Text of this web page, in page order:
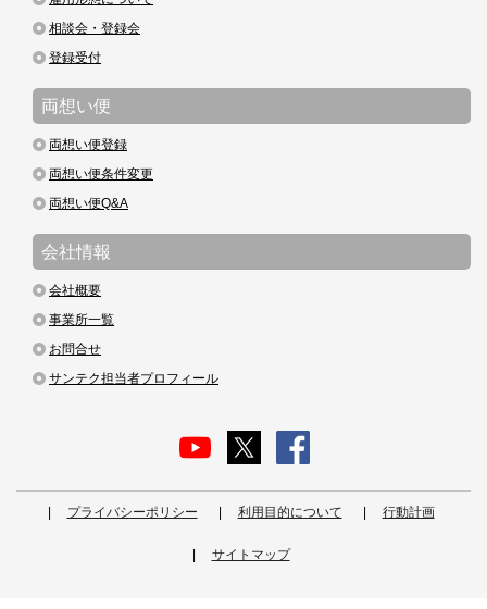
相談会・登録会
登録受付
両想い便
両想い便登録
両想い便条件変更
両想い便Q&A
会社情報
会社概要
事業所一覧
お問合せ
サンテク担当者プロフィール
プライバシーポリシー 利用目的について 行動計画
サイトマップ